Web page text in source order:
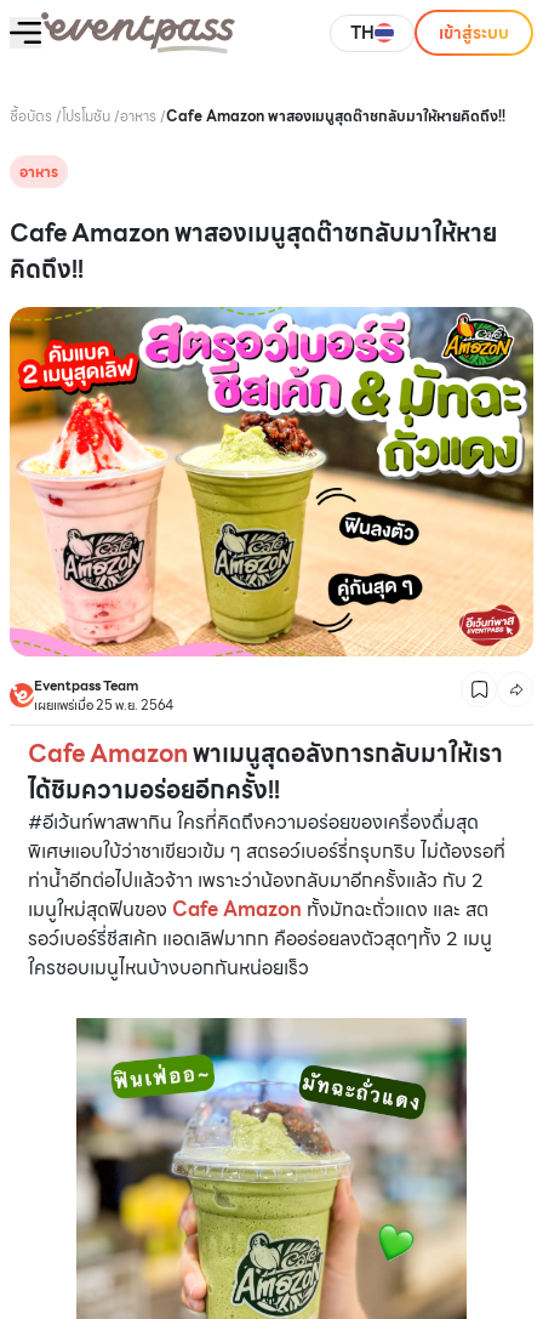
TH เข้าสู่ระบบ
ซื้อบัตร /โปรโมชัน/อาหาร /Cafe Amazon พาสองเมนูสุดต๊าชกลับมาให้หายคิดถึง!!
อาหาร
Cafe Amazon พาสองเมนูสุดต๊าชกลับมาให้หาย
คิดถึง!!
Eventpass Team
เผยแพร่เมื่อ 25 พ.ย. 2564
Cafe Amazonพาเมนูสุดอลังการกลับมาให้เรา
ได้ชิมความอร่อยอีกครั้ง!!
#อีเว้นท์พาสพากิน ใครที่คิดถึงความอร่อยของเครื่องดื่มสุด
พิเศษแอบใบ้ว่าชาเขียวเข้ม ๆ สตรอว์เบอร์รี่กรุบกริบ ไม่ต้องรอที่
ท่าน้ำอีกต่อไปแล้วจ้าา เพราะว่าน้องกลับมาอีกครั้งแล้ว กับ 2
เมนูใหม่สุดฟินของ Cafe Amazon ทั้งมัทฉะถั่วแดง และ สต
รอว์เบอร์รี่ชีสเค้ก แอดเลิฟมากก คืออร่อยลงตัวสุดๆทั้ง 2 เมนู
ใครชอบเมนูไหนบ้างบอกกันหน่อยเร็ว